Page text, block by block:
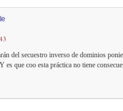
del secuestro inverso de dominios
es que coo esta práctica no tiene